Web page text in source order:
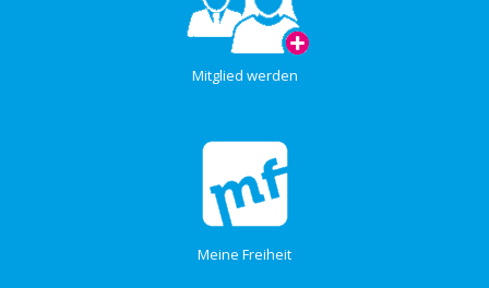
Mitglied werden
Meine Freiheit